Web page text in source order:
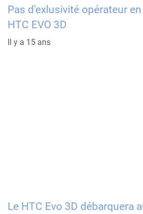
Pas d’exlusivité opérateur
HTC EVO 3D
Il y a 15 ans
Le HTC Evo 3D débarquera